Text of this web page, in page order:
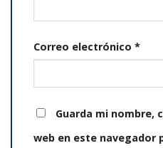
Correo electrónico *
Guarda mi nombre,
web en este navegador